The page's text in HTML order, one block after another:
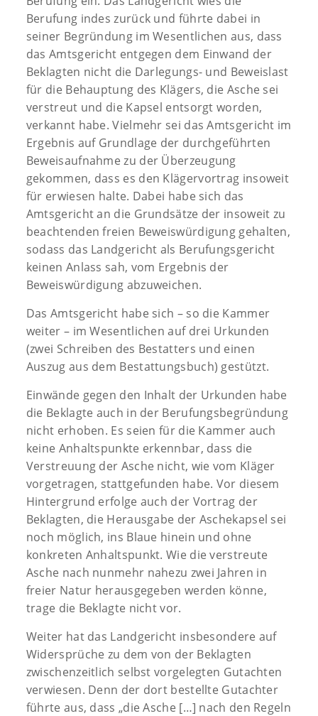
Berufung indes zurück und führte dabei in
seiner Begründung im Wesentlichen aus, dass
das Amtsgericht entgegen dem Einwand der
Beklagten nicht die Darlegungs- und Beweislast
für die Behauptung des Klägers, die Asche sei
verstreut und die Kapsel entsorgt worden,
verkannt habe. Vielmehr sei das Amtsgericht im
Ergebnis auf Grundlage der durchgeführten
Beweisaufnahme zu der Überzeugung
gekommen, dass es den Klägervortrag insoweit
für erwiesen halte. Dabei habe sich das
Amtsgericht an die Grundsätze der insoweit zu
beachtenden freien Beweiswürdigung gehalten,
sodass das Landgericht als Berufungsgericht
keinen Anlass sah, vom Ergebnis der
Beweiswürdigung abzuweichen.
Das Amtsgericht habe sich – so die Kammer
weiter – im Wesentlichen auf drei Urkunden
(zwei Schreiben des Bestatters und einen
Auszug aus dem Bestattungsbuch) gestützt.
Einwände gegen den Inhalt der Urkunden habe
die Beklagte auch in der Berufungsbegründung
nicht erhoben. Es seien für die Kammer auch
keine Anhaltspunkte erkennbar, dass die
Verstreuung der Asche nicht, wie vom Kläger
vorgetragen, stattgefunden habe. Vor diesem
Hintergrund erfolge auch der Vortrag der
Beklagten, die Herausgabe der Aschekapsel sei
noch möglich, ins Blaue hinein und ohne
konkreten Anhaltspunkt. Wie die verstreute
Asche nach nunmehr nahezu zwei Jahren in
freier Natur herausgegeben werden könne,
trage die Beklagte nicht vor.
Weiter hat das Landgericht insbesondere auf
Widersprüche zu dem von der Beklagten
zwischenzeitlich selbst vorgelegten Gutachten
verwiesen. Denn der dort bestellte Gutachter
führte aus, dass „die Asche […] nach den Regeln